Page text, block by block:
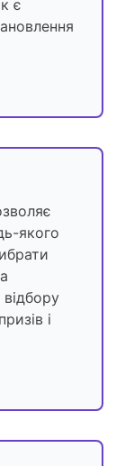
є
якого
і